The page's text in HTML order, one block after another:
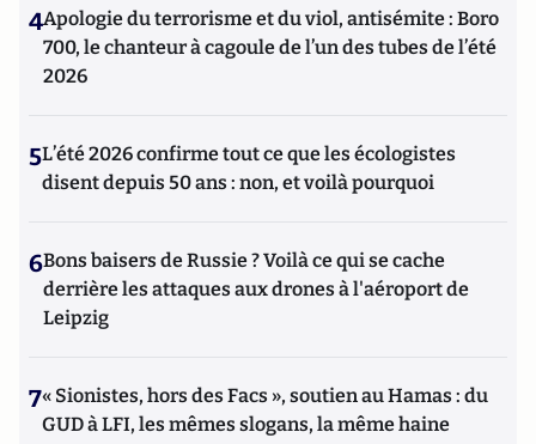
4Apologie du terrorisme et du viol, antisémite : Boro
700, le chanteur à cagoule de l’un des tubes de l’été
2026
5L’été 2026 confirme tout ce que les écologistes
disent depuis 50 ans : non, et voilà pourquoi
6Bons baisers de Russie ? Voilà ce qui se cache
derrière les attaques aux drones à l'aéroport de
Leipzig
7« Sionistes, hors des Facs », soutien au Hamas : du
GUD à LFI, les mêmes slogans, la même haine